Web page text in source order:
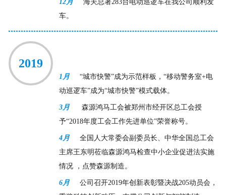
12月
海关总署283台电动巡逻车在我公司顺利发
车。
2019
1月
“城市快警”成为示范样板，“移动警务室+电
动巡逻车”成为“城市快警”模式载体。
3月
森源鸿马工会被郑州市经开区总工会授
予“2018年度工会工作先进单位”荣誉称号。
4月
全国人大常委会副委员长、中华全国总工会
主席王东明莅临森源鸿马检查中小企业促进法实施
情况 ，点赞森源制造。
6月
公司召开2019年创新表彰暨决战205动员会，